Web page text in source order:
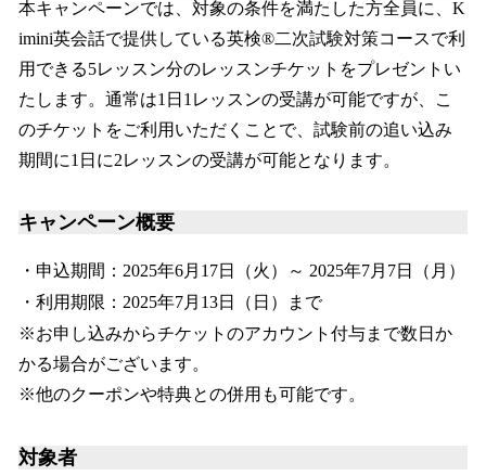
本キャンペーンでは、対象の条件を満たした方全員に、K
imini英会話で提供している英検®二次試験対策コースで利
用できる5レッスン分のレッスンチケットをプレゼントい
たします。通常は1日1レッスンの受講が可能ですが、こ
のチケットをご利用いただくことで、試験前の追い込み
期間に1日に2レッスンの受講が可能となります。
キャンペーン概要
・申込期間：2025年6月17日（火）～ 2025年7月7日（月）
・利用期限：2025年7月13日（日）まで
※お申し込みからチケットのアカウント付与まで数日か
かる場合がございます。
※他のクーポンや特典との併用も可能です。
対象者